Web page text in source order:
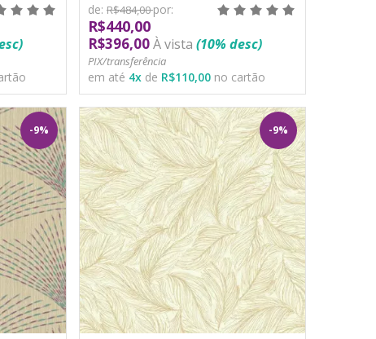
de: R$484,00por:
R$440,00
R$396,00À vista (10% desc)
PIX/transferência
em até 4xde R$110,00no cartão
-9% -9%